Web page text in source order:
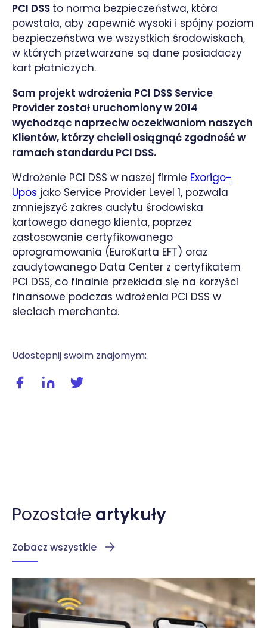
Udostępnij swoim znajomym:
Udostępnij wpis na facebooku
Udostępnij wpis na linkedIn
PCI DSS to norma bezpieczeństwa, która
powstała, aby zapewnić wysoki i spójny poziom
bezpieczeństwa we wszystkich środowiskach,
w których przetwarzane są dane posiadaczy
kart płatniczych.
Sam projekt wdrożenia PCI DSS Service
Provider został uruchomiony w 2014
wychodząc naprzeciw oczekiwaniom naszych
Klientów, którzy chcieli osiągnąć zgodność w
ramach standardu PCI DSS.
Wdrożenie PCI DSS w naszej firmie Exorigo-
Upos jako Service Provider Level 1, pozwala
zmniejszyć zakres audytu środowiska
kartowego danego klienta, poprzez
zastosowanie certyfikowanego
oprogramowania (EuroKarta EFT) oraz
zaudytowanego Data Center z certyfikatem
PCI DSS, co finalnie przekłada się na korzyści
finansowe podczas wdrożenia PCI DSS w
sieciach merchanta.
Pozostałe artykuły
Zobacz wszystkie